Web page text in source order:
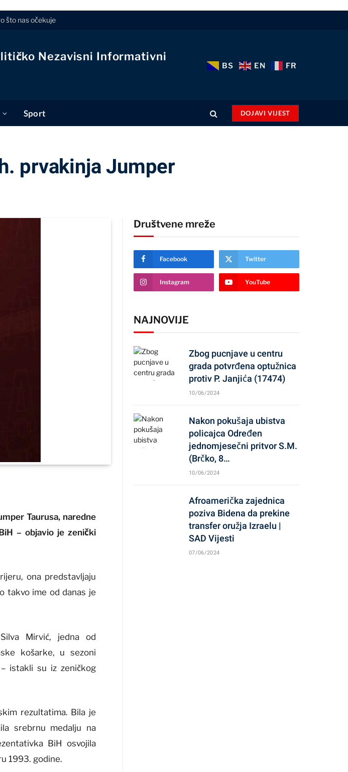
što nas očekuje
Nezavisni Informativni
BS EN FR
Sport DOJAVI VIJEST
prvakinja Jumper
Taurusa, naredne
– objavio je zenički
ona predstavljaju
takvo ime od danas je
Mirvić, jedna od
košarke, u sezoni
istakli su iz zeničkog
rezultatima. Bila je
srebrnu medalju na
BiH osvojila
1993. godine.
Društvene mreže
Facebook Twitter
Instagram YouTube
NAJNOVIJE
Zbog pucnjave u centru
grada potvrđena optužnica
protiv P. Janjića (17474)
10/06/2024
Nakon pokušaja ubistva
policajca Određen
jednomjesečni pritvor S.M.
(Brčko, 8…
10/06/2024
Afroamerička zajednica
poziva Bidena da prekine
transfer oružja Izraelu |
SAD Vijesti
07/06/2024